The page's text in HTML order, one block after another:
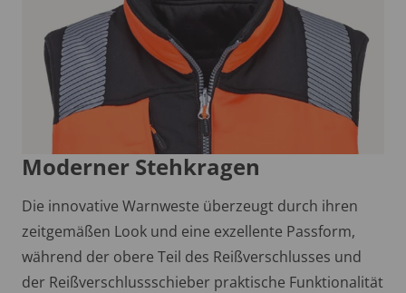
Moderner Stehkragen
Die innovative Warnweste überzeugt durch ihren
zeitgemäßen Look und eine exzellente Passform,
während der obere Teil des Reißverschlusses und
der Reißverschlussschieber praktische Funktionalität